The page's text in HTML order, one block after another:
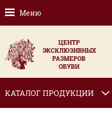
Меню
ЦЕНТР
ЭКСКЛЮЗИВНЫХ
РАЗМЕРОВ
ОБУВИ
КАТАЛОГ ПРОДУКЦИИ